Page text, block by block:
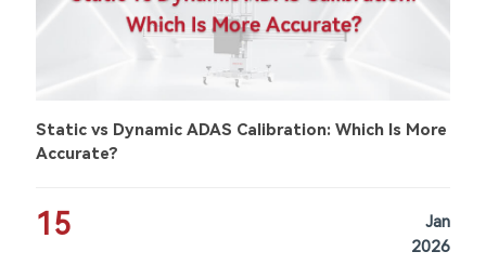
Static vs Dynamic ADAS Calibration: Which Is More
Accurate?
15
Jan
2026